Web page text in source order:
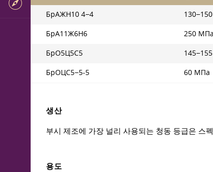
БрАЖН10 4−4
БрА11Ж6Н6 250 МПа
БрО5Ц5С5
БрОЦС5−5-5 60 МПа
생산
부시 제조에 가장 널리 사용되는 청동 등급은
용도